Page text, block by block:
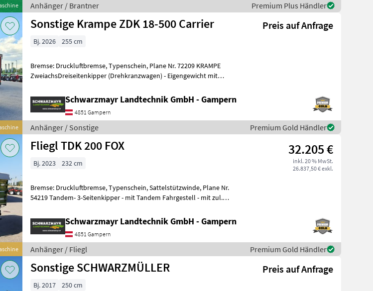
Anhänger / Brantner Premium Plus Händler
Sonstige Krampe ZDK 18-500 Carrier Preis auf Anfrage
Bj. 2026 255 cm
Bremse: Druckluftbremse, Typenschein, Plane Nr. 72209 KRAMPE
Zweiachs­Dreiseitenkipper (Drehkranzwagen) - Eigengewicht mit
Schwarzmayr Landtechnik GmbH - Gampern
4851 Gampern
Anhänger / Sonstige Premium Gold Händler
Fliegl TDK 200 FOX 32.205 €
inkl. 20 % MwSt.
26.837,50 € exkl.
Bj. 2023 232 cm
Bremse: Druckluftbremse, Typenschein, Sattelstützwinde, Plane Nr.
54219 Tandem- 3-Seitenkipper - mit Tandem Fahrgestell - mit zul.
Schwarzmayr Landtechnik GmbH - Gampern
4851 Gampern
Anhänger / Fliegl Premium Gold Händler
Sonstige SCHWARZMÜLLER Preis auf Anfrage
Bj. 2017 250 cm